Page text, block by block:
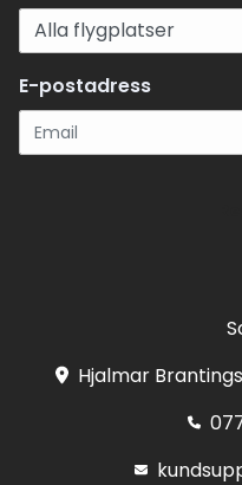
E-postadress
Hjalmar